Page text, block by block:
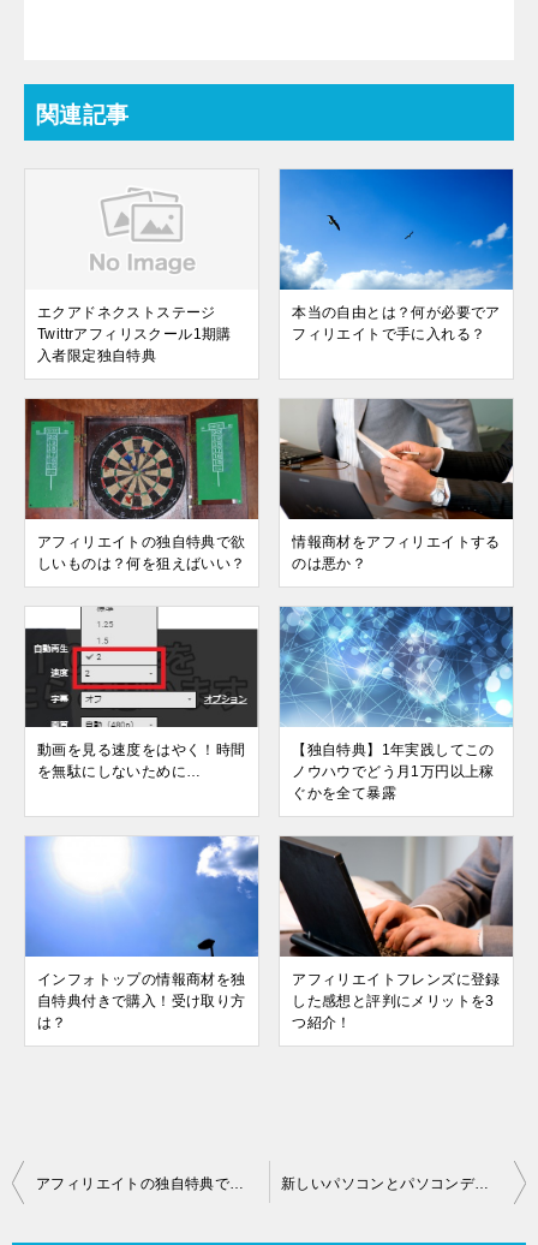
関連記事
エクアドネクストステージ
Twittrアフィリスクール1期購
入者限定独自特典
本当の自由とは？何が必要でア
フィリエイトで手に入れる？
アフィリエイトの独自特典で欲
しいものは？何を狙えばいい？
情報商材をアフィリエイトする
のは悪か？
動画を見る速度をはやく！時間
を無駄にしないために…
【独自特典】1年実践してこの
ノウハウでどう月1万円以上稼
ぐかを全て暴露
インフォトップの情報商材を独
自特典付きで購入！受け取り方
は？
アフィリエイトフレンズに登録
した感想と評判にメリットを3
つ紹介！
投
新しいパソコンとパソコンデスクを購入した